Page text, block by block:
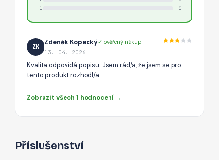
1
0
ZK
Zdeněk Kopecký✓ ověřený nákup
13. 04. 2026
Kvalita odpovídá popisu. Jsem rád/a, že jsem se pro
tento produkt rozhodl/a.
Zobrazit všech 1 hodnocení →
Příslušenství